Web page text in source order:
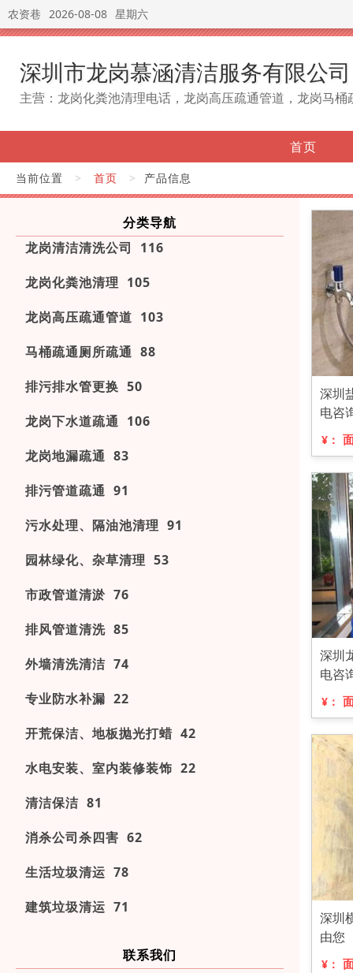
农资巷 2026-08-08 星期六
深圳市龙岗慕涵清洁服务有限公司
主营：龙岗化粪池清理电话，龙岗高压疏通管道，龙岗马桶
首页
当前位置 > 首页 > 产品信息
分类导航
龙岗清洁清洗公司 116
龙岗化粪池清理 105
龙岗高压疏通管道 103
马桶疏通厕所疏通 88
排污排水管更换 50
龙岗下水道疏通 106
龙岗地漏疏通 83
排污管道疏通 91
污水处理、隔油池清理 91
园林绿化、杂草清理 53
市政管道清淤 76
排风管道清洗 85
外墙清洗清洁 74
专业防水补漏 22
开荒保洁、地板抛光打蜡 42
水电安装、室内装修装饰 22
清洁保洁 81
消杀公司杀四害 62
生活垃圾清运 78
建筑垃圾清运 71
联系我们
深圳
电咨
¥：
深圳
电咨
¥：
深圳
由您
¥：